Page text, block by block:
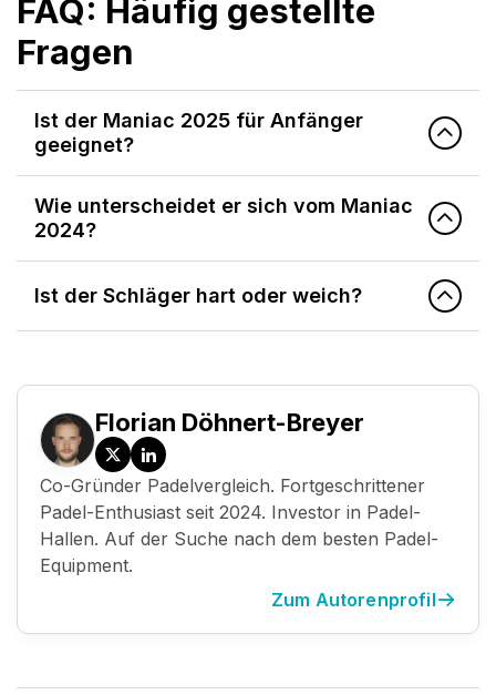
FAQ: Häufig gestellte
Fragen
Ist der Maniac 2025 für Anfänger
geeignet?
Wie unterscheidet er sich vom Maniac
2024?
Ist der Schläger hart oder weich?
Florian Döhnert-Breyer
Twitter
/
X
LinkedIn
Co-Gründer Padelvergleich. Fortgeschrittener
Padel-Enthusiast seit 2024. Investor in Padel-
Hallen. Auf der Suche nach dem besten Padel-
Equipment.
Zum Autorenprofil